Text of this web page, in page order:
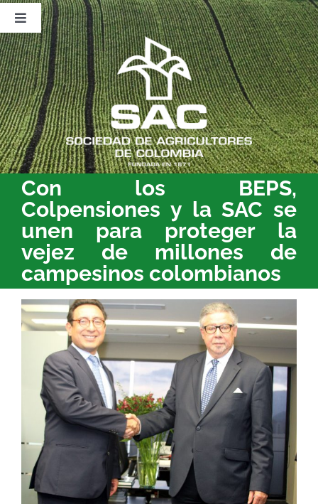
Saltar
contenido
Toggle
Navigation
Nosotros
Publicaciones
Sala de Prensa
Eventos
Con los BEPS,
Colpensiones y la SAC se
unen para proteger la
vejez de millones de
campesinos colombianos
Ver
imagen
más